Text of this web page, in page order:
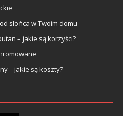
słońca w Twoim domu
– jakie są korzyści?
– jakie są koszty?